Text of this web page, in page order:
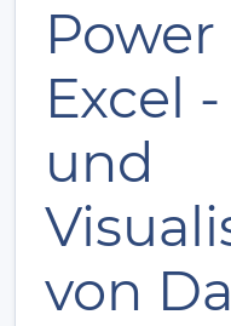
Excel
und
von